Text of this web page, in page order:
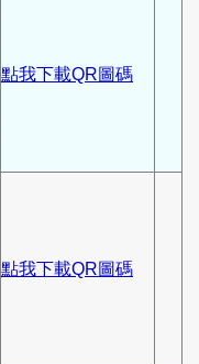
點我下載QR圖碼
點我下載QR圖碼